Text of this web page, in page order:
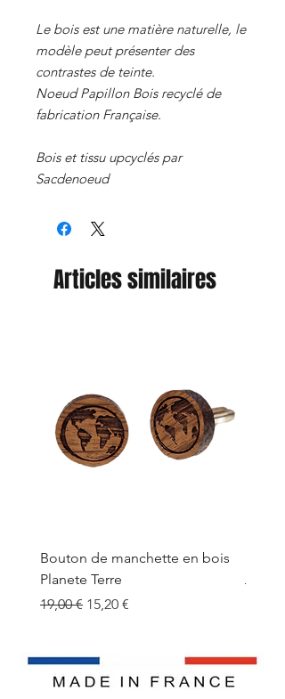
Le bois est une matière naturelle, le
modèle peut présenter des
contrastes de teinte.
Noeud Papillon Bois recyclé de
fabrication Française.
Bois et tissu upcyclés par
Sacdenoeud
Articles similaires
Bouton de manchette en bois
Planete Terre
Prix original
19,00 € Prix promotionnel
15,20 €
Prix
19,00 €